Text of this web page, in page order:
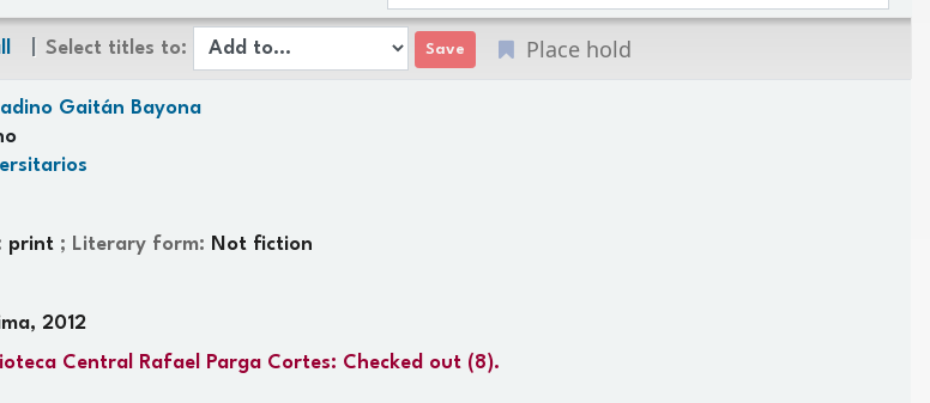
Select titles to: Place hold
Gaitán Bayona
print ; Literary form: Not fiction
2012
Central Rafael Parga Cortes: Checked out (8).